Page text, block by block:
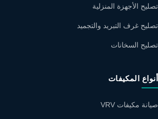
تصليح الأجهزة المنزلية
تصليح غرف التبريد والتجميد
تصليح السخانات
أنواع المكيفات
صيانة مكيفات VRV